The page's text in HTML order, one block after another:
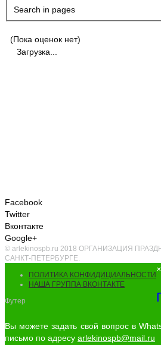
Search in pages
(Пока оценок нет)
Загрузка...
Facebook
Twitter
Вконтакте
Google+
© arlekinospb.ru 2018 ОРГАНИЗАЦИЯ
САНКТ-ПЕТЕРБУРГЕ.
ПОЛИТИКА КОНФИДИЦИАЛЬНОСТИ
НАША ГРУППА ВКОНТАКТЕ
Футер
×
Вы можете задать свой вопрос в
письмо по адресу arlekinospb@mail.ru